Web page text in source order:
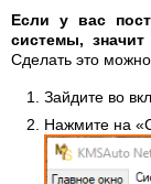
Если у вас
системы,
Сделать это
Зайдите во
Нажмите на